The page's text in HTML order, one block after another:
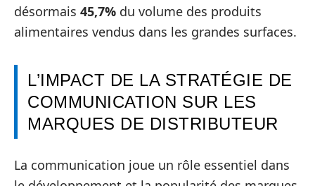
désormais 45,7% du volume des produits
alimentaires vendus dans les grandes surfaces.
L’IMPACT DE LA STRATÉGIE DE
COMMUNICATION SUR LES
MARQUES DE DISTRIBUTEUR
La communication joue un rôle essentiel dans